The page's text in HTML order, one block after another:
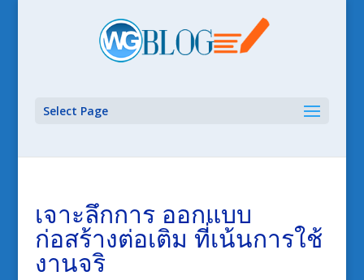
Select Page
เจาะลึกการ ออกแบบ
ก่อสร้างต่อเติม ที่เน้นการใช้
งานจริ